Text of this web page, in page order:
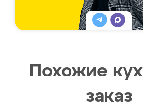
Похожие
заказ